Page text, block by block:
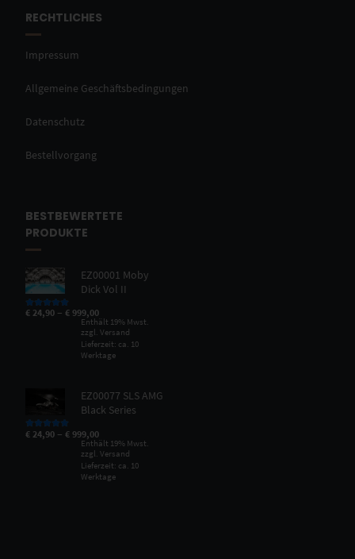
RECHTLICHES
Impressum
Allgemeine Geschäftsbedingungen
Datenschutz
Bestellvorgang
BESTBEWERTETE
PRODUKTE
EZ00001 Moby
Dick Vol II
Bewertet mit
von 5
€ 24,90 –€ 999,00
Enthält 19% Mwst.
zzgl.Versand
Lieferzeit: ca. 10
Werktage
EZ00077 SLS AMG
Black Series
Bewertet mit
von 5
€ 24,90 –€ 999,00
Enthält 19% Mwst.
zzgl.Versand
Lieferzeit: ca. 10
Werktage